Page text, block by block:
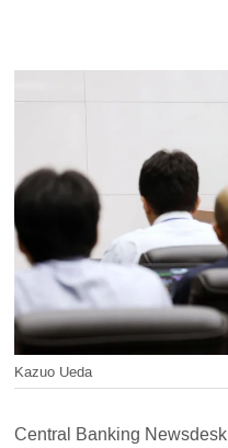
Kazuo Ueda
Central Banking Newsdesk